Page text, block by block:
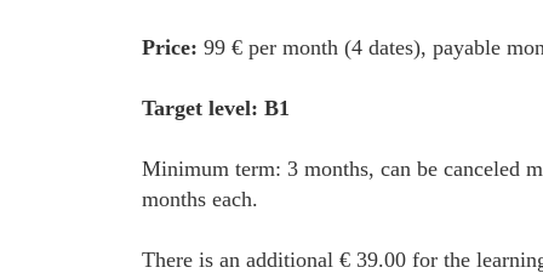
Price: 99 € per month (4 dates), payable
Target level: B1
Minimum term: 3 months, can be canceled
months each.
There is an additional € 39.00 for the